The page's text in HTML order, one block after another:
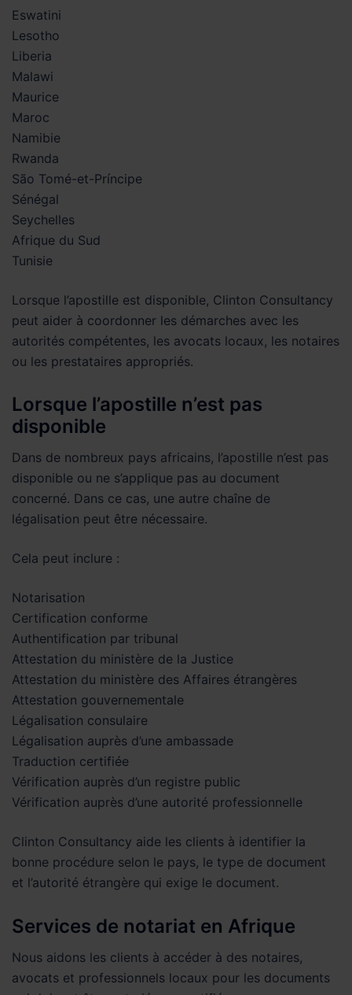
Eswatini
Lesotho
Liberia
Malawi
Maurice
Maroc
Namibie
Rwanda
São Tomé-et-Príncipe
Sénégal
Seychelles
Afrique du Sud
Tunisie
Lorsque l’apostille est disponible, Clinton Consultancy
peut aider à coordonner les démarches avec les
autorités compétentes, les avocats locaux, les notaires
ou les prestataires appropriés.
Lorsque l’apostille n’est pas
disponible
Dans de nombreux pays africains, l’apostille n’est pas
disponible ou ne s’applique pas au document
concerné. Dans ce cas, une autre chaîne de
légalisation peut être nécessaire.
Cela peut inclure :
Notarisation
Certification conforme
Authentification par tribunal
Attestation du ministère de la Justice
Attestation du ministère des Affaires étrangères
Attestation gouvernementale
Légalisation consulaire
Légalisation auprès d’une ambassade
Traduction certifiée
Vérification auprès d’un registre public
Vérification auprès d’une autorité professionnelle
Clinton Consultancy aide les clients à identifier la
bonne procédure selon le pays, le type de document
et l’autorité étrangère qui exige le document.
Services de notariat en Afrique
Nous aidons les clients à accéder à des notaires,
avocats et professionnels locaux pour les documents